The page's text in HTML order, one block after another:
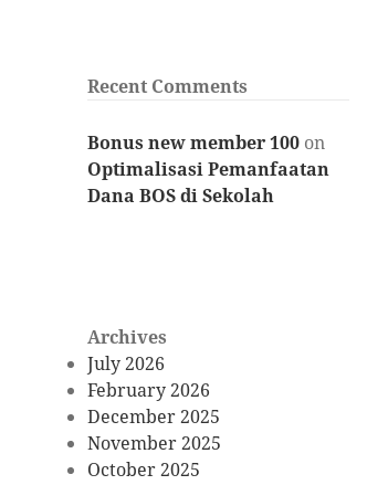
Recent Comments
Bonus new member 100 on
Optimalisasi Pemanfaatan
Dana BOS di Sekolah
Archives
July 2026
February 2026
December 2025
November 2025
October 2025